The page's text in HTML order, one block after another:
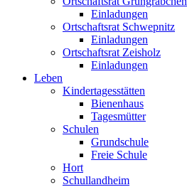
Einladungen
Ortschaftsrat Schwepnitz
Einladungen
Ortschaftsrat Zeisholz
Einladungen
Leben
Kindertagesstätten
Bienenhaus
Tagesmütter
Schulen
Grundschule
Freie Schule
Hort
Schullandheim